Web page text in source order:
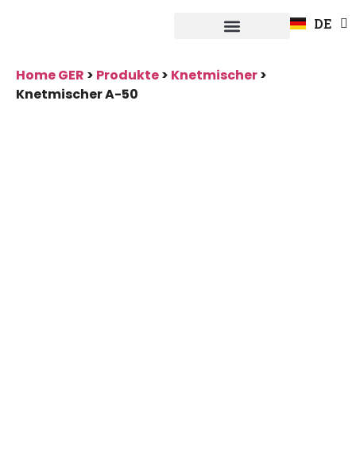
DE
FR
Home GER > Produkte> Knetmischer>
Knetmischer A-50